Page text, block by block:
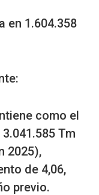
en 1.604.358
como el
Tm
2025),
de 4,06,
previo.